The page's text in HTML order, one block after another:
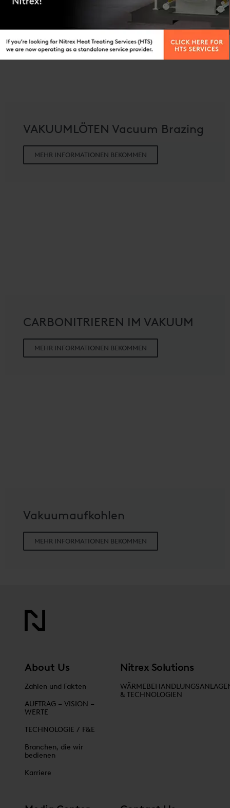
VAKUUMLÖTEN Vacuum Brazing
MEHR INFORMATIONEN BEKOMMEN
CARBONITRIEREN IM VAKUUM
MEHR INFORMATIONEN BEKOMMEN
Vakuumaufkohlen
MEHR INFORMATIONEN BEKOMMEN
About Us
Zahlen und Fakten
AUFTRAG – VISION –
WERTE
TECHNOLOGIE / F&E
Branchen, die wir
bedienen
Karriere
Nitrex Solutions
& TECHNOLOGIEN